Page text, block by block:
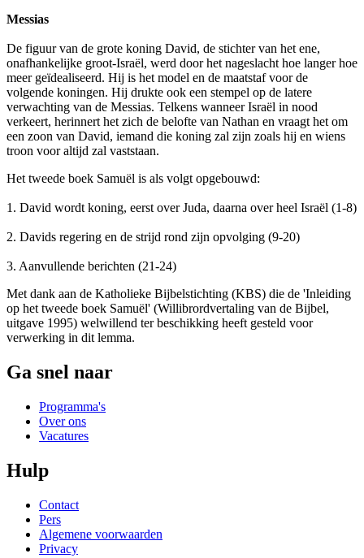
Messias
De figuur van de grote koning David, de stichter van het ene,
onafhankelijke groot-Israël, werd door het nageslacht hoe langer hoe
meer geïdealiseerd. Hij is het model en de maatstaf voor de
volgende koningen. Hij drukte ook een stempel op de latere
verwachting van de Messias. Telkens wanneer Israël in nood
verkeert, herinnert het zich de belofte van Nathan en vraagt het om
een zoon van David, iemand die koning zal zijn zoals hij en wiens
troon voor altijd zal vaststaan.
Het tweede boek Samuël is als volgt opgebouwd:
1. David wordt koning, eerst over Juda, daarna over heel Israël (1-8)
2. Davids regering en de strijd rond zijn opvolging (9-20)
3. Aanvullende berichten (21-24)
Met dank aan de Katholieke Bijbelstichting (KBS) die de 'Inleiding
op het tweede boek Samuël' (Willibrordvertaling van de Bijbel,
uitgave 1995) welwillend ter beschikking heeft gesteld voor
verwerking in dit lemma.
Ga snel naar
Programma's
Over ons
Vacatures
Hulp
Contact
Pers
Algemene voorwaarden
Privacy